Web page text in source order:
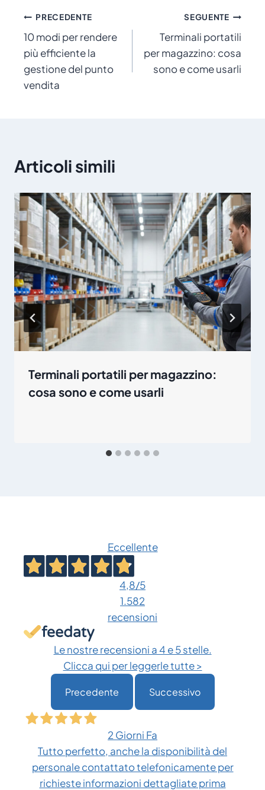
Navigazione
articoli
PRECEDENTE
10 modi per rendere
più efficiente la
gestione del punto
vendita
SEGUENTE
Terminali portatili
per magazzino: cosa
sono e come usarli
Articoli simili
Terminali portatili per magazzino:
cosa sono e come usarli
Eccellente
4,8/5
1.582
recensioni
Le nostre recensioni a 4 e 5 stelle.
Clicca qui per leggerle tutte >
Precedente Successivo
2 Giorni Fa
Tutto perfetto, anche la disponibilità del
personale contattato telefonicamente per
richieste informazioni dettagliate prima